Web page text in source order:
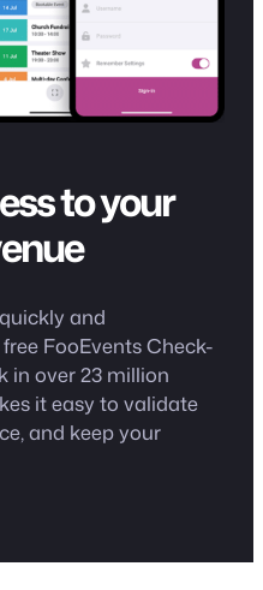
to your
and
FooEvents Check-
in over 23 million
it easy to validate
and keep your